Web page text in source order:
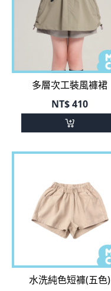
多層次工裝風褲裙
NT$410
水洗純色短褲(五色)